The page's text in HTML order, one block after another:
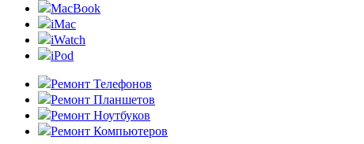
MacBook
iMac
iWatch
iPod
Ремонт Телефонов
Ремонт Планшетов
Ремонт Ноутбуков
Ремонт Компьютеров